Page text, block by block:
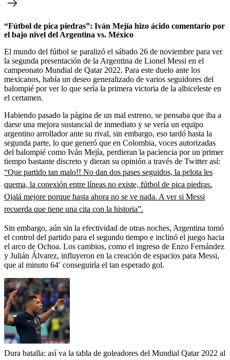
“Fútbol de pica piedras”: Iván Mejía hizo ácido comentario por
el bajo nivel del Argentina vs. México
El mundo del fútbol se paralizó el sábado 26 de noviembre para ver
la segunda presentación de la Argentina de Lionel Messi en el
campeonato Mundial de Qatar 2022. Para este duelo ante los
mexicanos, había un deseo generalizado de varios seguidores del
balompié por ver lo que sería la primera victoria de la albiceleste en
el certamen.
Habiendo pasado la página de un mal estreno, se pensaba que iba a
darse una mejora sustancial de inmediato y se vería un equipo
argentino arrollador ante su rival, sin embargo, eso tardó hasta la
segunda parte, lo que generó que en Colombia, voces autorizadas
del balompié como Iván Mejía, perdieran la paciencia por un primer
tiempo bastante discreto y dieran su opinión a través de Twitter así:
“Que partido tan malo!! No dan dos pases seguidos, la pelota les
quema, la conexión entre líneas no existe, fútbol de pica piedras.
Ojalá mejore porque hasta ahora no se ve nada. A ver si Messi
recuerda que tiene una cita con la historia”.
Sin embargo, aún sin la efectividad de otras noches, Argentina tomó
el control del partido para el segundo tiempo e inclinó el juego hacia
el arco de Ochoa. Los cambios, como el ingreso de Enzo Fernández
y Julián Álvarez, influyeron en la creación de espacios para Messi,
que al minuto 64′ conseguiría el tan esperado gol.
Dura batalla: así va la tabla de goleadores del Mundial Qatar 2022 al